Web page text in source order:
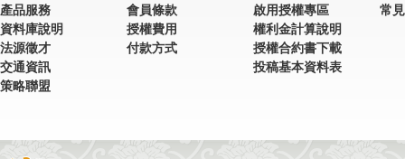
產品服務
資料庫說明
法源徵才
交通資訊
策略聯盟
會員條款
授權費用
付款方式
啟用授權專區
權利金計算說明
授權合約書下載
投稿基本資料表
常